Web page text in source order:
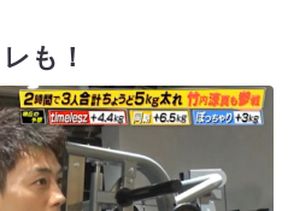
も！